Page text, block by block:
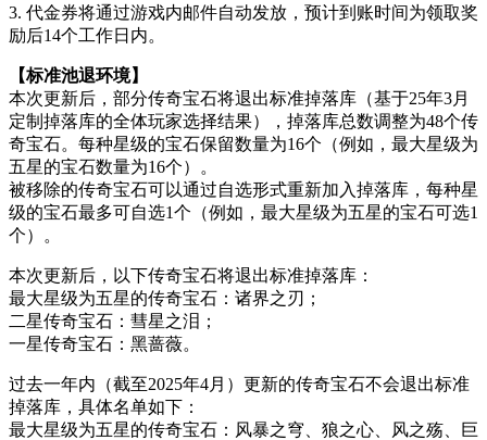
3. 代金券将通过游戏内邮件自动发放，预计到账时间为领取奖
励后14个工作日内。
【标准池退环境】
本次更新后，部分传奇宝石将退出标准掉落库（基于25年3月
定制掉落库的全体玩家选择结果），掉落库总数调整为48个传
奇宝石。每种星级的宝石保留数量为16个（例如，最大星级为
五星的宝石数量为16个）。
被移除的传奇宝石可以通过自选形式重新加入掉落库，每种星
级的宝石最多可自选1个（例如，最大星级为五星的宝石可选1
个）。
本次更新后，以下传奇宝石将退出标准掉落库：
最大星级为五星的传奇宝石：诸界之刃；
二星传奇宝石：彗星之泪；
一星传奇宝石：黑蔷薇。
过去一年内（截至2025年4月）更新的传奇宝石不会退出标准
掉落库，具体名单如下：
最大星级为五星的传奇宝石：风暴之穹、狼之心、风之殇、巨